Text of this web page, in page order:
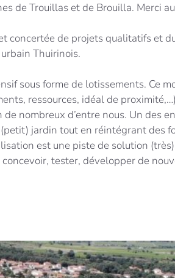
de Trouillas et de Brouilla. Merci
concertée de projets qualitatifs et
Thuirinois.
sous forme de lotissements. Ce
ressources, idéal de
nombreux d’entre nous. Un des
jardin tout en réintégrant des
est une piste de solution
tester, développer de